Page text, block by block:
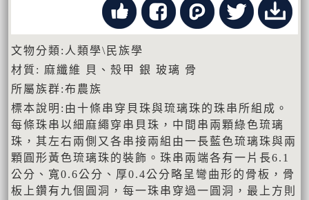
文物分類:人類學\民族學
材質: 麻纖維 貝、殼甲 銀 玻璃 骨
所屬族群:布農族
標本說明:由十條串穿貝珠與琉璃珠的珠串所組成。
每條珠串以細麻繩穿串貝珠，中間串兩顆綠色琉璃
珠，其左右兩側又各串接兩組由一長藍色琉璃珠與兩
顆圓形黃色琉璃珠的裝飾。珠串兩端各有一片長6.1
公分、寬0.6公分、厚0.4公分略呈彎曲形的骨板，骨
板上鑽有九個圓洞，每一珠串穿過一圓洞，最上方則